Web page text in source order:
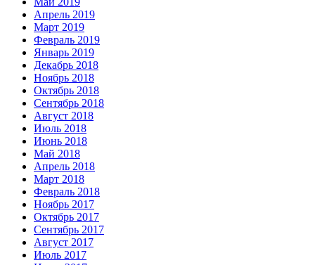
Апрель 2019
Март 2019
Февраль 2019
Январь 2019
Декабрь 2018
Ноябрь 2018
Октябрь 2018
Сентябрь 2018
Август 2018
Июль 2018
Июнь 2018
Май 2018
Апрель 2018
Март 2018
Февраль 2018
Ноябрь 2017
Октябрь 2017
Сентябрь 2017
Август 2017
Июль 2017